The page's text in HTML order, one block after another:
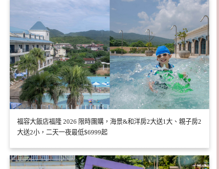
福容大飯店福隆 2026 限時團購，海景&和洋房2大送1大、親子房2
大送2小，二天一夜最低$6999起